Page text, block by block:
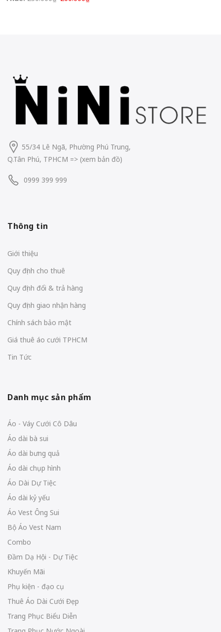
55/34 Lê Ngã, Phường Phú Trung,
Q.Tân Phú, TPHCM => (xem bản đồ)
0999 399 999
Thông tin
Giới thiệu
Quy định cho thuê
Quy định đổi & trả hàng
Quy định giao nhận hàng
Chính sách bảo mật
Giá thuê áo cưới TPHCM
Tin Tức
Danh mục sản phẩm
Áo - Váy Cưới Cô Dâu
Áo dài bà sui
Áo dài bưng quả
Áo dài chụp hình
Áo Dài Dự Tiệc
Áo dài kỷ yếu
Áo Vest Ông Sui
Bộ Áo Vest Nam
Combo
Đầm Dạ Hội - Dự Tiệc
Khuyến Mãi
Phụ kiện - đạo cụ
Thuê Áo Dài Cưới Đẹp
Trang Phục Biểu Diễn